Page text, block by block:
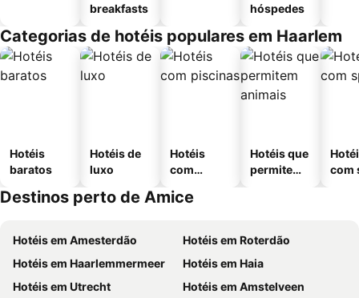
breakfasts
hóspedes
Categorias de hotéis populares em Haarlem
Hotéis
baratos
Hotéis de
luxo
Hotéis
com
Hotéis que
permitem
com
Destinos perto de Amice
Hotéis em Amesterdão
Hotéis em Roterdão
Hotéis em Haarlemmermeer
Hotéis em Haia
Hotéis em Utrecht
Hotéis em Amstelveen